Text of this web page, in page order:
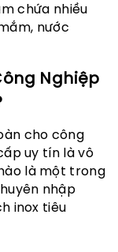
chứa nhiều
nước
Nghiệp
cho công
uy tín là vô
là một trong
nhập
inox tiêu